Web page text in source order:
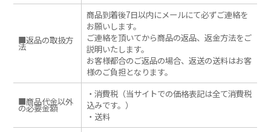
■返品の取扱方
法
商品到着後7日以内にメールにて必ずご連絡を
お願いします。
ご連絡を頂いてから商品の返品、返金方法をご
説明いたします。
お客様都合のご返品の場合、返送の送料はお客
様のご負担となります。
■商品代金以外
の必要金額
・消費税（当サイトでの価格表記は全て消費税
込みです。）
・送料